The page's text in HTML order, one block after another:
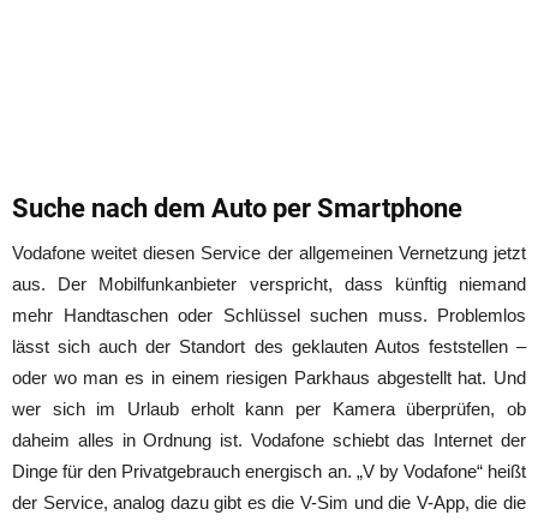
Suche nach dem Auto per Smartphone
Vodafone weitet diesen Service der allgemeinen Vernetzung jetzt
aus. Der Mobilfunkanbieter verspricht, dass künftig niemand
mehr Handtaschen oder Schlüssel suchen muss. Problemlos
lässt sich auch der Standort des geklauten Autos feststellen –
oder wo man es in einem riesigen Parkhaus abgestellt hat. Und
wer sich im Urlaub erholt kann per Kamera überprüfen, ob
daheim alles in Ordnung ist. Vodafone schiebt das Internet der
Dinge für den Privatgebrauch energisch an. „V by Vodafone“ heißt
der Service, analog dazu gibt es die V-Sim und die V-App, die die